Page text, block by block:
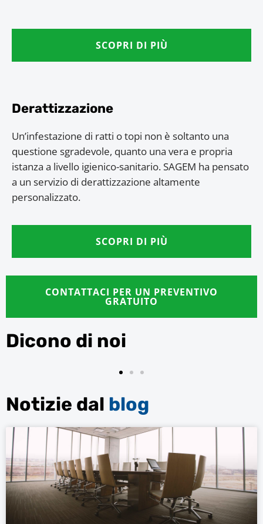
SCOPRI DI PIÙ
Derattizzazione
Un’infestazione di ratti o topi non è soltanto una
questione sgradevole, quanto una vera e propria
istanza a livello igienico-sanitario. SAGEM ha pensato
a un servizio di derattizzazione altamente
personalizzato.
SCOPRI DI PIÙ
CONTATTACI PER UN PREVENTIVO
GRATUITO
Dicono di noi
La presente per esprimere la nostra soddisfazione nella
qualità dei lavori svolti dagli operatori della ditta SAGEM.
L'operatrice che svolge i lavori quotidiani presso il nostro
ufficio è molto attenta alle nostre necessità e si attiene
scrupolosamente alle attività lavorative con efficienza e
precisione, disponibilità e cordialità. Sono inoltre sorpreso
quotidianamente della qualità del servizio e dalla
professionalità che migliora di anno in anno.
Notizie dal blog